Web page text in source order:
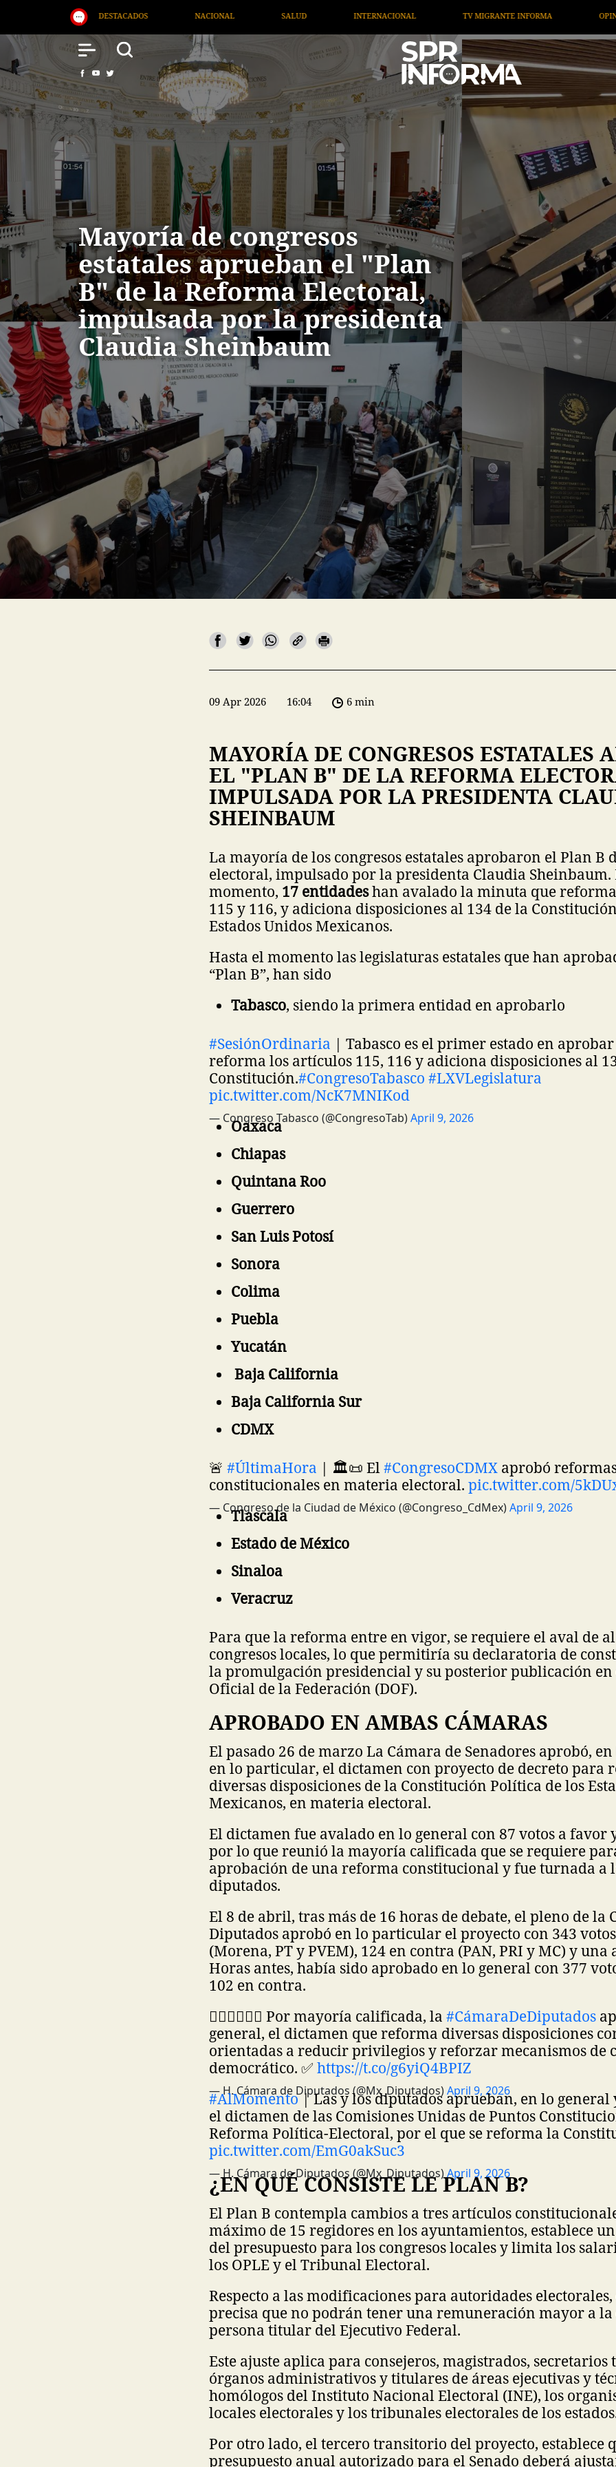
SALUD INTERNACIONAL TV MIGRANTE INFORMA OPINIÓN ARTÍCULOS ARTE /
Mayoría de congresos
estatales aprueban el "Plan
B" de la Reforma Electoral,
impulsada por la presidenta
Claudia Sheinbaum
09 Apr 2026 16:04 6 min
MAYORÍA DE CONGRESOS ESTATALES
EL "PLAN B" DE LA REFORMA
IMPULSADA POR LA PRESIDENTA
SHEINBAUM
La mayoría de los congresos estatales aprobaron el Plan B
electoral, impulsado por la presidenta Claudia Sheinbaum.
momento, 17 entidadeshan avalado la minuta que
115 y 116, y adiciona disposiciones al 134 de la
Estados Unidos Mexicanos.
Hasta el momento las legislaturas estatales que han
“Plan B”, han sido
Tabasco, siendo la primera entidad en aprobarlo
#SesiónOrdinaria | Tabasco es el primer estado en
reforma los artículos 115, 116 y adiciona disposiciones al
Constitución.#CongresoTabasco #LXVLegislatura
pic.twitter.com/NcK7MNIKod
— Congreso Tabasco (@CongresoTab)April 9, 2026
Oaxaca
Chiapas
Quintana Roo
Guerrero
San Luis Potosí
Sonora
Colima
Puebla
Yucatán
Baja California
Baja California Sur
CDMX
🚨 #ÚltimaHora | 🏛️📜 El#CongresoCDMX aprobó
constitucionales en materia electoral. pic.twitter.com/
— Congreso de la Ciudad de México (@Congreso_CdMex)April 9, 2026
Tlascala
Estado de México
Sinaloa
Veracruz
Para que la reforma entre en vigor, se requiere el aval de
congresos locales, lo que permitiría su declaratoria de
la promulgación presidencial y su posterior publicación
Oficial de la Federación (DOF).
APROBADO EN AMBAS CÁMARAS
El pasado 26 de marzo La Cámara de Senadores aprobó,
en lo particular, el dictamen con proyecto de decreto para
diversas disposiciones de la Constitución Política de los
Mexicanos, en materia electoral.
El dictamen fue avalado en lo general con 87 votos a favor
por lo que reunió la mayoría calificada que se requiere
aprobación de una reforma constitucional y fue turnada a
diputados.
El 8 de abril, tras más de 16 horas de debate, el pleno de la
Diputados aprobó en lo particular el proyecto con 343
(Morena, PT y PVEM), 124 en contra (PAN, PRI y MC) y una
Horas antes, había sido aprobado en lo general con 377
102 en contra.
🙋🏽‍♀️🙋🏽‍♂️ Por mayoría calificada, la #CámaraDeDiputados
general, el dictamen que reforma diversas disposiciones
orientadas a reducir privilegios y reforzar mecanismos de
democrático. ✅ https://t.co/g6yiQ4BPIZ
— H. Cámara de Diputados (@Mx_Diputados)April 9, 2026
#AlMomento| Las y los diputados aprueban, en lo
el dictamen de las Comisiones Unidas de Puntos
Reforma Política-Electoral, por el que se reforma la
pic.twitter.com/EmG0akSuc3
— H. Cámara de Diputados (@Mx_Diputados)April 9, 2026
¿EN QUÉ CONSISTE LE PLAN B?
El Plan B contempla cambios a tres artículos
máximo de 15 regidores en los ayuntamientos, establece
del presupuesto para los congresos locales y limita los
los OPLE y el Tribunal Electoral.
Respecto a las modificaciones para autoridades
precisa que no podrán tener una remuneración mayor a la
persona titular del Ejecutivo Federal.
Este ajuste aplica para consejeros, magistrados, secretarios
órganos administrativos y titulares de áreas ejecutivas y
homólogos del Instituto Nacional Electoral (INE), los
locales electorales y los tribunales electorales de los
Por otro lado, el tercero transitorio del proyecto, establece
presupuesto anual autorizado para el Senado deberá